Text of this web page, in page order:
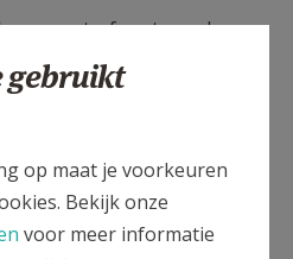
en trefpunt van de
:
gebruikt
op maat je voorkeuren
Bekijk onze
voor meer informatie